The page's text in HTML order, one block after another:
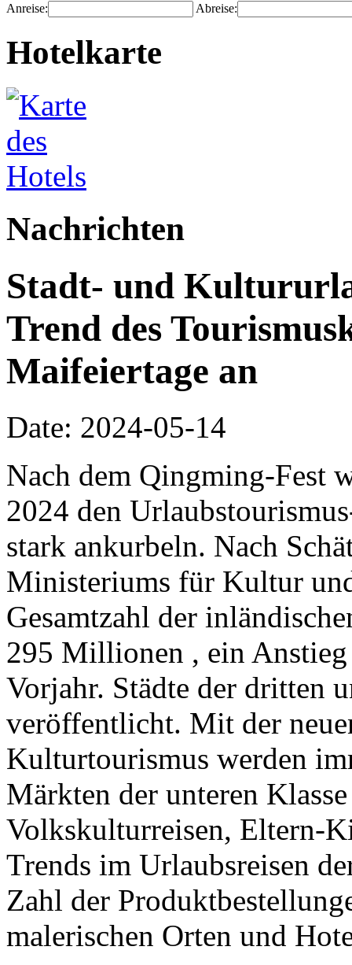
Anreise: Abreise:
Hotelkarte
Nachrichten
Stadt- und
Trend des
Maifeiertage an
Date: 2024-05-14
Nach dem Qingming-Fest
2024 den
stark ankurbeln. Nach
Ministeriums für Kultur
Gesamtzahl der
295 Millionen , ein
Vorjahr. Städte der dritten
veröffentlicht. Mit der
Kulturtourismus werden
Märkten der unteren
Volkskulturreisen, Eltern-
Trends im Urlaubsreisen
Zahl der
malerischen Orten und